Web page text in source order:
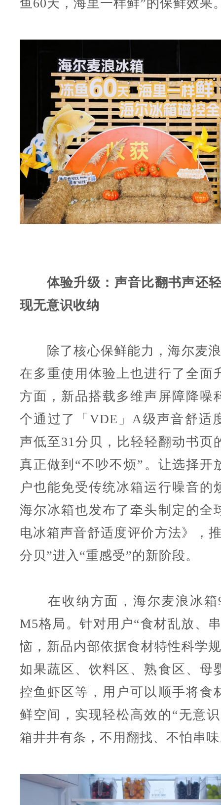
鱼60天，海里一样鲜”的保鲜效果
体验升级：声音比翻书声还
现无意识收纳
除了核心保鲜能力，海尔麦浪
在多重使用体验上也进行了全面
方面，新品搭载多维声屏障降噪
个通过了「VDE」A级声音舒适
声低至31分贝，比轻轻翻动书页
真正做到“不吵不烦”。让选择开
户也能免受传统冰箱运行噪音的
海尔冰箱也发布了牵头制定的全
电冰箱声音舒适度评价方法》，
分贝”进入“重感受”的新阶段。
在收纳方面，海尔麦浪冰箱
M5格局。针对用户“食材乱放、
恼，新品内部依据食材特性科学
如果蔬区、饮料区、熟食区、母
控鱼虾区等，用户可以顺手将食
鲜空间，实现轻松高效的“无意
箱井井有条，不用翻找、不怕串